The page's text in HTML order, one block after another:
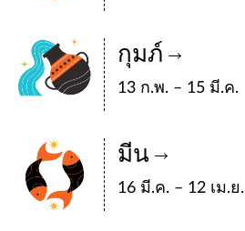
กุมภ์
13 ก.พ. – 15 มี.ค.
มีน
16 มี.ค. – 12 เม.ย.